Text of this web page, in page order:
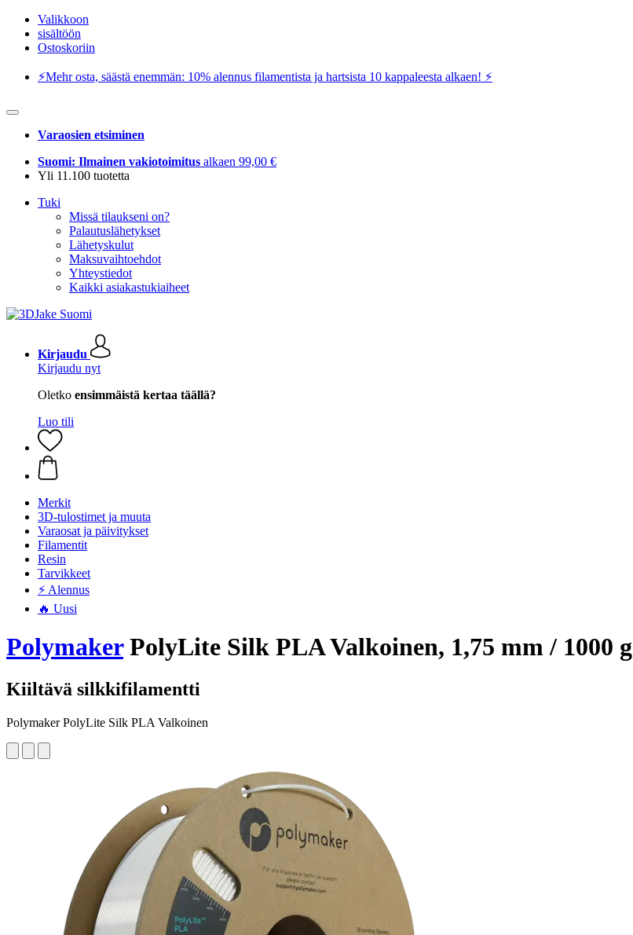
Valikkoon
sisältöön
Ostoskoriin
⚡️Mehr osta, säästä enemmän: 10% alennus filamentista ja hartsista 10 kappaleesta alkaen! ⚡️
Varaosien etsiminen
Suomi: Ilmainen vakiotoimitus alkaen 99,00 €
Yli 11.100 tuotetta
Tuki
Missä tilaukseni on?
Palautuslähetykset
Lähetyskulut
Maksuvaihtoehdot
Yhteystiedot
Kaikki asiakastukiaiheet
Kirjaudu
Kirjaudu nyt
Oletko ensimmäistä kertaa täällä?
Luo tili
Merkit
3D-tulostimet ja muuta
Varaosat ja päivitykset
Filamentit
Resin
Tarvikkeet
⚡ Alennus
🔥 Uusi
PolymakerPolyLite Silk PLA Valkoinen, 1,75 mm / 1000 g
Kiiltävä silkkifilamentti
Polymaker PolyLite Silk PLA Valkoinen